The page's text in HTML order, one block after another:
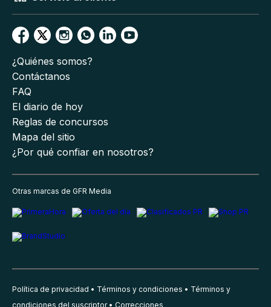
¿Quiénes somos?
Contáctanos
FAQ
El diario de hoy
Reglas de concursos
Mapa del sitio
¿Por qué confiar en nosotros?
Otras marcas de GFR Media
Política de privacidad Términos y condiciones
Términos y
condiciones del suscriptor
Correcciones